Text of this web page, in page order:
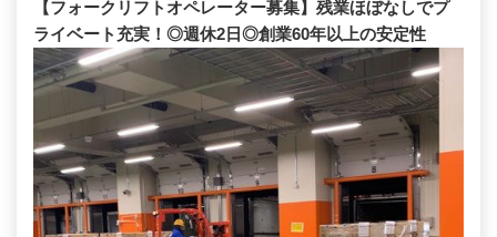
【フォークリフトオペレーター募集】残業ほぼなしでプ
ライベート充実！◎週休2日◎創業60年以上の安定性